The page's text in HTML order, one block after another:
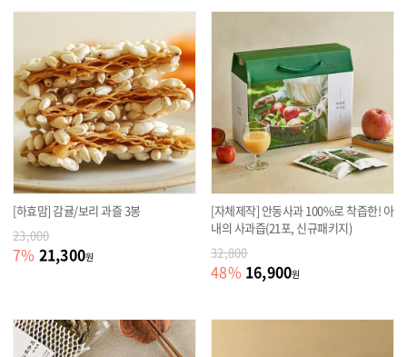
[하효맘] 감귤/보리 과즐 3봉
23,000
7% 21,300원
[자체제작] 안동사과 100%로 착즙한! 아
내의 사과즙(21포, 신규패키지)
32,800
48% 16,900원